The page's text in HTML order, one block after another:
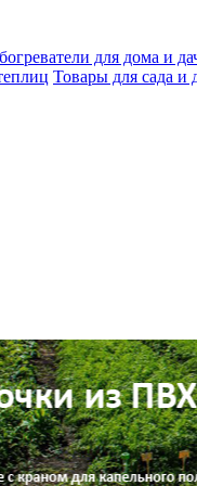
для дома и
Товары для сада и